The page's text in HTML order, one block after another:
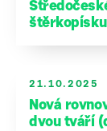
21.10.2025
Nová
dvou tváří